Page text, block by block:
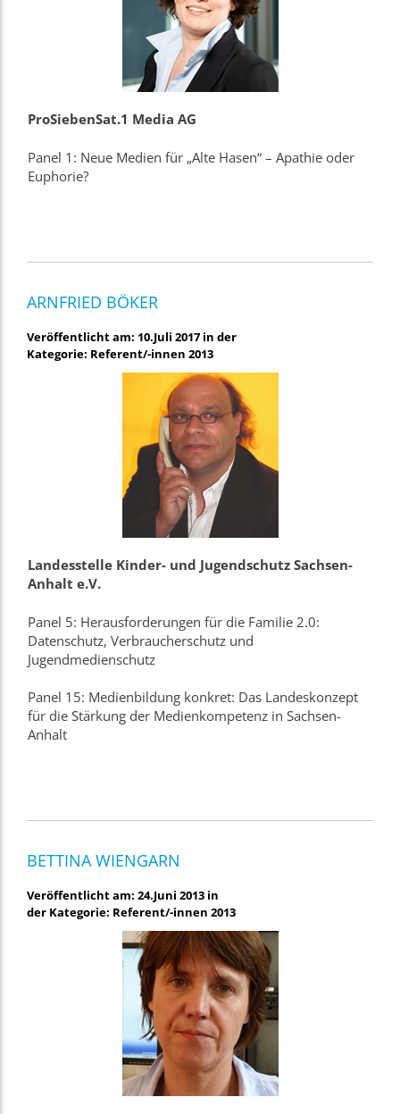
ProSiebenSat.1 Media AG
Panel 1: Neue Medien für „Alte Hasen“ – Apathie oder
Euphorie?
ARNFRIED BÖKER
Veröffentlicht am: 10.Juli 2017 in der
Kategorie: Referent/-innen 2013
Landesstelle Kinder- und Jugendschutz Sachsen-
Anhalt e.V.
Panel 5: Herausforderungen für die Familie 2.0:
Datenschutz, Verbraucherschutz und
Jugendmedienschutz
Panel 15: Medienbildung konkret: Das Landeskonzept
für die Stärkung der Medienkompetenz in Sachsen-
Anhalt
BETTINA WIENGARN
Veröffentlicht am: 24.Juni 2013 in
der Kategorie: Referent/-innen 2013